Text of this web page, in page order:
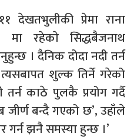
देखतभुलीकी प्रेमा राना
मा रहेकाे सिद्धबैजनाथ
। दैनिक दोदा नदी तर्न
शुल्क तिर्ने गरेको
तर्न काठे पुलकै प्रयोग गर्दै
बन्दै गएको छ’, उहाँले
गर्न झनै समस्या हुन्छ ।’